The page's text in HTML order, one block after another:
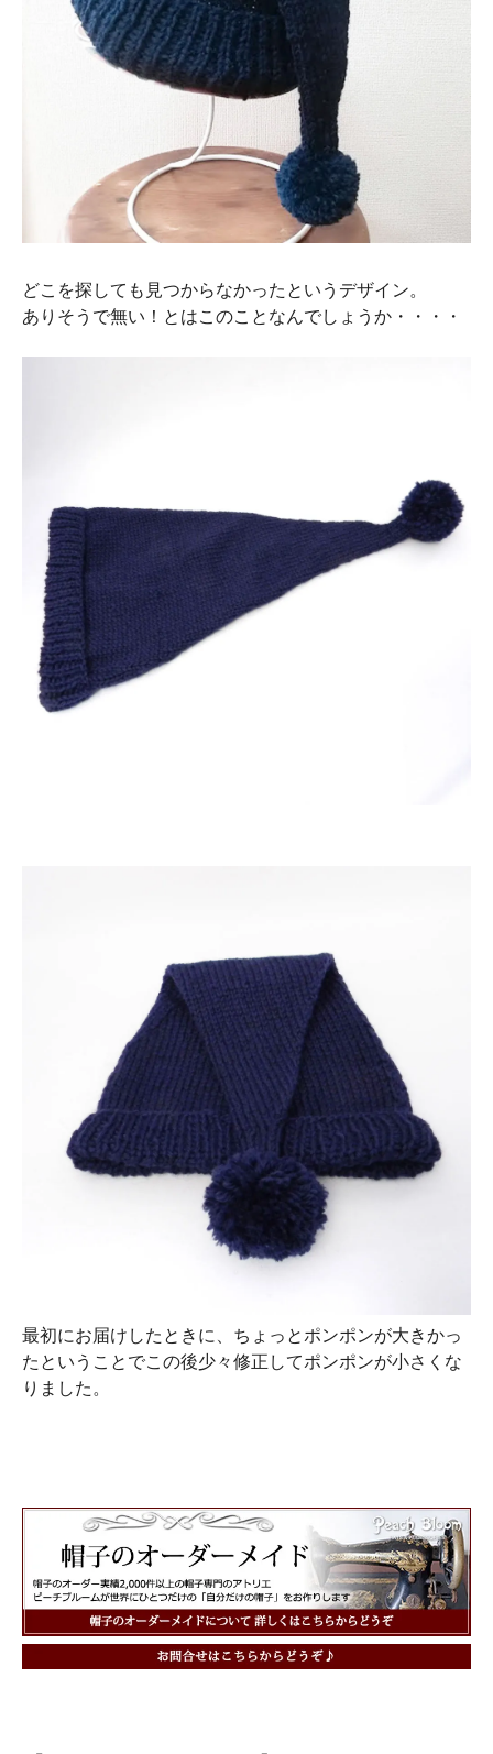
どこを探しても見つからなかったというデザイン。
ありそうで無い！とはこのことなんでしょうか・・・・
最初にお届けしたときに、ちょっとポンポンが大きかっ
たということでこの後少々修正してポンポンが小さくな
りました。